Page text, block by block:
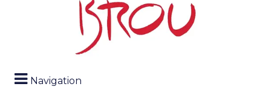
Navigation